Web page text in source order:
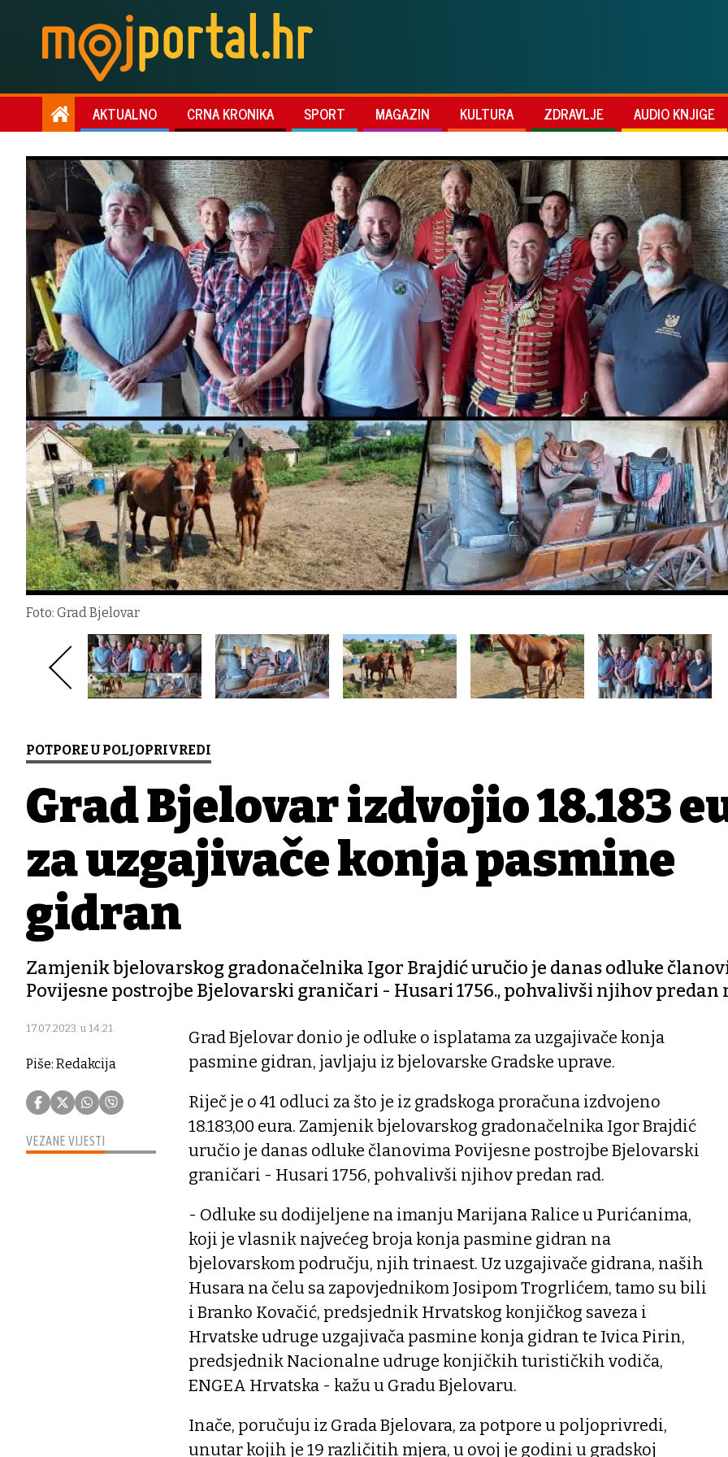
AKTUALNO CRNA KRONIKA SPORT MAGAZIN KULTURA ZDRAVLJE AUDIO KNJIGE
Foto: Grad Bjelovar
POTPORE U POLJOPRIVREDI
Grad Bjelovar izdvojio 18.183
za uzgajivače konja pasmine
gidran
Zamjenik bjelovarskog gradonačelnika Igor Brajdić uručio je danas odluke
Povijesne postrojbe Bjelovarski graničari - Husari 1756., pohvalivši njihov predan
17.07.2023. u 14:21
Piše: Redakcija
VEZANE VIJESTI
Grad Bjelovar donio je odluke o isplatama za uzgajivače konja
pasmine gidran, javljaju iz bjelovarske Gradske uprave.
Riječ je o 41 odluci za što je iz gradskoga proračuna izdvojeno
18.183,00 eura. Zamjenik bjelovarskog gradonačelnika Igor Brajdić
uručio je danas odluke članovima Povijesne postrojbe Bjelovarski
graničari - Husari 1756, pohvalivši njihov predan rad.
- Odluke su dodijeljene na imanju Marijana Ralice u Purićanima,
koji je vlasnik najvećeg broja konja pasmine gidran na
bjelovarskom području, njih trinaest. Uz uzgajivače gidrana, naših
Husara na čelu sa zapovjednikom Josipom Trogrlićem, tamo su bili
i Branko Kovačić, predsjednik Hrvatskog konjičkog saveza i
Hrvatske udruge uzgajivača pasmine konja gidran te Ivica Pirin,
predsjednik Nacionalne udruge konjičkih turističkih vodiča,
ENGEA Hrvatska - kažu u Gradu Bjelovaru.
Inače, poručuju iz Grada Bjelovara, za potpore u poljoprivredi,
unutar kojih je 19 različitih mjera, u ovoj je godini u gradskoj